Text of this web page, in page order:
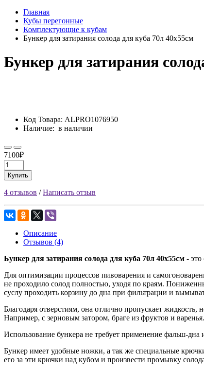
Главная
Кубы перегонные
Комплектующие к кубам
Бункер для затирания солода для куба 70л 40х55см
Бункер для затирания
Код Товара: ALPRO1076950
Наличие: в наличии
7100₽
Купить
4 отзывов /Написать отзыв
Описание
Отзывов (4)
Бункер для затирания солода для куба 70л 40х55см - это
Для оптимизации процессов пивоварения и
не проходило солод полностью, уходя по краям.
суслу проходить корзину до дна при фильтрации и
Благодаря отверстиям, она отлично пропускает
Например, с зерновым затором, браге из фруктов и
Использование бункера не требует применение фальш-дна
Бункер имеет удобные ножки, а так же специальные
его за эти крючки над кубом и произвести промывку